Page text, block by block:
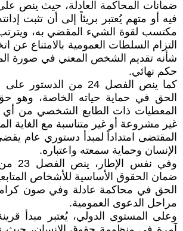
ضمانات المحاكمة العادلة، حيث ينص
فيه أو متهم يُعتبر بريئاً إلى أن تثبت
مكتسب لقوة الشيء المقضي به، ويترتب
التزام السلطات العمومية بالامتناع عن
شأنه تقديم الشخص المعني في صورة
حكم نهائي.
كما ينص الفصل 24 من
الحق في حماية حياته الخاصة، وهو
المعطيات ذات الطابع الشخصي من أي
غير مشروعة أو غير متناسبة مع الغاية
المقتضى امتداداً لمبدأ دستوري عام
الإنسان وحماية سمعته واعتباره.
وفي نفس
ضمان الحقوق الأساسية للأشخاص
الحق في محاكمة عادلة وفي صون
مراحل الدعوى العمومية.
وعلى المستوى الدولي، يُعتبر مبدأ